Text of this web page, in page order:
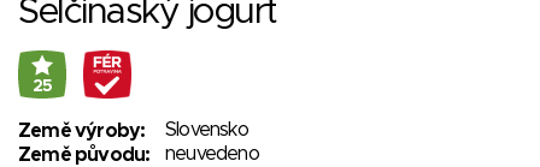
Selčinaský jogurt
25
Země výroby:
Slovensko
Země původu:
neuvedeno